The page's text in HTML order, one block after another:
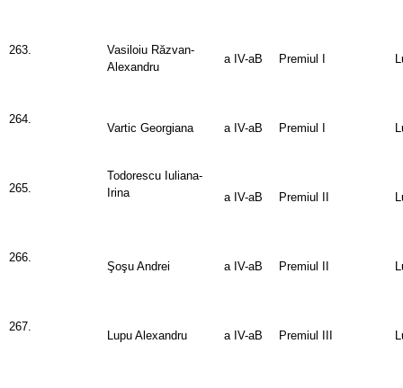
263. Vasiloiu Răzvan-
Alexandru
a IV-aB Premiul I
264.
Vartic Georgiana a IV-aB Premiul I
265.
Todorescu Iuliana-
Irina
a IV-aB Premiul II
266.
Şoşu Andrei a IV-aB Premiul II
267.
Lupu Alexandru a IV-aB Premiul III